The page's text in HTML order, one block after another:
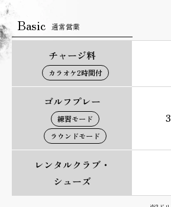
Basic 通常営業
チャージ料
カラオケ2時間付
ゴルフプレー
練習モード
ラウンドモード
レンタルクラブ・
シューズ